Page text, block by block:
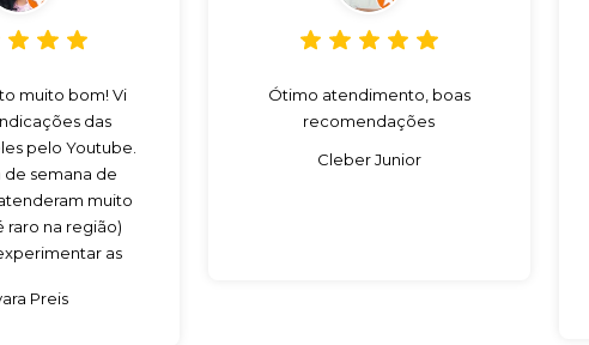
muito bom! Vi
das
pelo Youtube.
de semana de
muito
raro na região)
as
certeza vou
Preis
Ótimo atendimento, boas
recomendações
Cleber Junior